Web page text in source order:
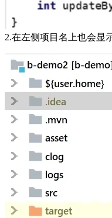
2.在左侧项目名上也会显